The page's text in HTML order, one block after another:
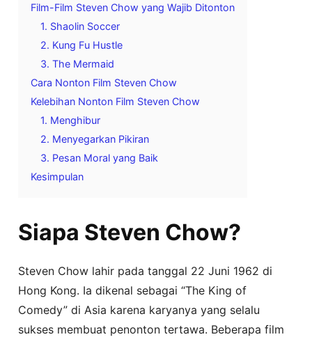
Film-Film Steven Chow yang Wajib Ditonton
1. Shaolin Soccer
2. Kung Fu Hustle
3. The Mermaid
Cara Nonton Film Steven Chow
Kelebihan Nonton Film Steven Chow
1. Menghibur
2. Menyegarkan Pikiran
3. Pesan Moral yang Baik
Kesimpulan
Siapa Steven Chow?
Steven Chow lahir pada tanggal 22 Juni 1962 di
Hong Kong. Ia dikenal sebagai “The King of
Comedy” di Asia karena karyanya yang selalu
sukses membuat penonton tertawa. Beberapa film